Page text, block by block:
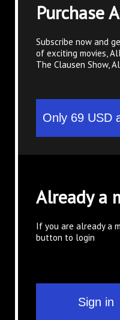
Purchase
Subscribe now and
of exciting movies,
The Clausen Show,
Already a
If you are already a
button to login